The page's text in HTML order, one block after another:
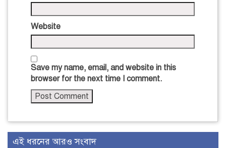
Website
Save my name, email, and website in this
browser for the next time I comment.
এই ধরনের আরও সংবাদ